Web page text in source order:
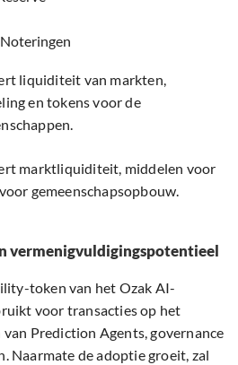
liquiditeit van markten,
en tokens voor de
marktliquiditeit, middelen voor
gemeenschapsopbouw.
vermenigvuldigingspotentieel
token van het Ozak AI-
voor transacties op het
Prediction Agents, governance
Naarmate de adoptie groeit, zal